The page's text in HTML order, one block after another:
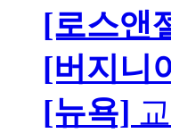
[로스앤
[버지니
[뉴욕]